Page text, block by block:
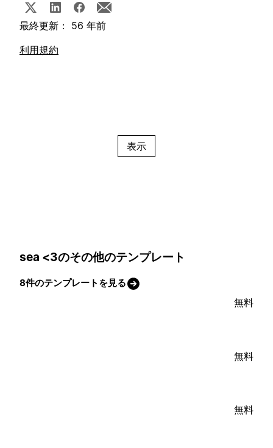
最終更新： 56 年前
利用規約
表示
sea <3のその他のテンプレート
8件のテンプレートを見る
無料
無料
無料